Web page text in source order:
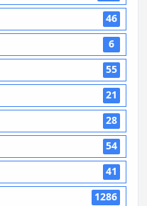
46
6
55
21
28
54
41
1286